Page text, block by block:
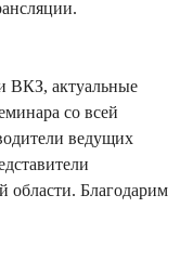
ВКЗ, актуальные
со всей
ведущих
области. Благодарим